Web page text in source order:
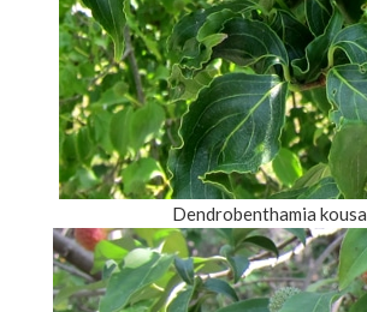
Dendrobenthamia kousa